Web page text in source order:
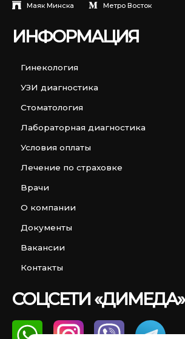
Маяк Минска Метро Восток
ИНФОРМАЦИЯ
Гинекология
УЗИ диагностика
Стоматология
Лабораторная диагностика
Условия оплаты
Лечение по страховке
Врачи
О компании
Документы
Вакансии
Контакты
СОЦСЕТИ «ДИМЕДА»